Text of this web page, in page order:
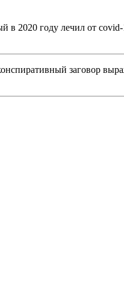
в 2020 году лечил от covid-
заговор